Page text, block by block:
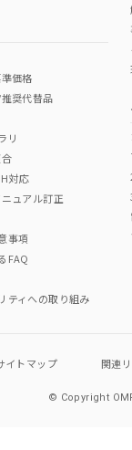
価格
奨代替品
リ
対応
ュアル訂正
事項
FAQ
ティへの取り組み
イトマップ 関連
© Copyright